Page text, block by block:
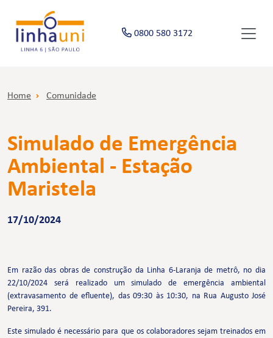
0800 580 3172
Home Comunidade
Simulado de Emergência
Ambiental - Estação
Maristela
17/10/2024
Em razão das obras de construção da Linha 6-Laranja de metrô, no dia
22/10/2024 será realizado um simulado de emergência ambiental
(extravasamento de efluente), das 09:30 às 10:30, na Rua Augusto José
Pereira, 391.
Este simulado é necessário para que os colaboradores sejam treinados em